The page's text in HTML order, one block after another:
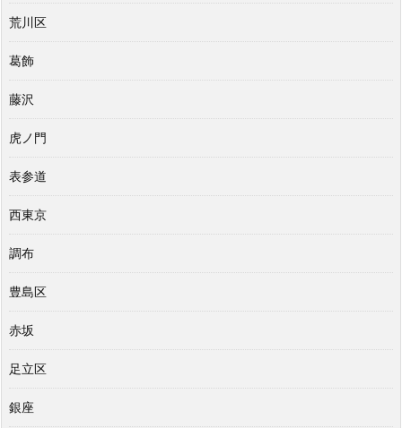
荒川区
葛飾
藤沢
虎ノ門
表参道
西東京
調布
豊島区
赤坂
足立区
銀座